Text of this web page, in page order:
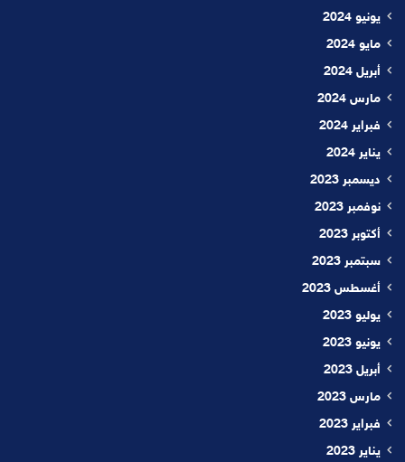
يونيو 2024
مايو 2024
أبريل 2024
مارس 2024
فبراير 2024
يناير 2024
ديسمبر 2023
نوفمبر 2023
أكتوبر 2023
سبتمبر 2023
أغسطس 2023
يوليو 2023
يونيو 2023
أبريل 2023
مارس 2023
فبراير 2023
يناير 2023